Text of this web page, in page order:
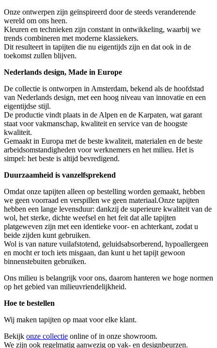
Onze ontwerpen zijn geïnspireerd door de steeds veranderende
wereld om ons heen.
Kleuren en technieken zijn constant in ontwikkeling, waarbij we
trends combineren met moderne klassiekers.
Dit resulteert in tapijten die nu eigentijds zijn en dat ook in de
toekomst zullen blijven.
Nederlands design, Made in Europe
De collectie is ontworpen in Amsterdam, bekend als de hoofdstad
van Nederlands design, met een hoog niveau van innovatie en een
eigentijdse stijl.
De productie vindt plaats in de Alpen en de Karpaten, wat garant
staat voor vakmanschap, kwaliteit en service van de hoogste
kwaliteit.
Gemaakt in Europa met de beste kwaliteit, materialen en de beste
arbeidsomstandigheden voor werknemers en het milieu. Het is
simpel: het beste is altijd bevredigend.
Duurzaamheid is vanzelfsprekend
Omdat onze tapijten alleen op bestelling worden gemaakt, hebben
we geen voorraad en verspillen we geen materiaal.Onze tapijten
hebben een lange levensduur: dankzij de superieure kwaliteit van de
wol, het sterke, dichte weefsel en het feit dat alle tapijten
platgeweven zijn met een identieke voor- en achterkant, zodat u
beide zijden kunt gebruiken.
Wol is van nature vuilafstotend, geluidsabsorberend, hypoallergeen
en mocht er toch iets misgaan, dan kunt u het tapijt gewoon
binnenstebuiten gebruiken.
Ons milieu is belangrijk voor ons, daarom hanteren we hoge normen
op het gebied van milieuvriendelijkheid.
Hoe te bestellen
Wij maken tapijten op maat voor elke klant.
Bekijk onze collectie online of in onze showroom.
We zijn ook regelmatig aanwezig op vak- en designbeurzen.